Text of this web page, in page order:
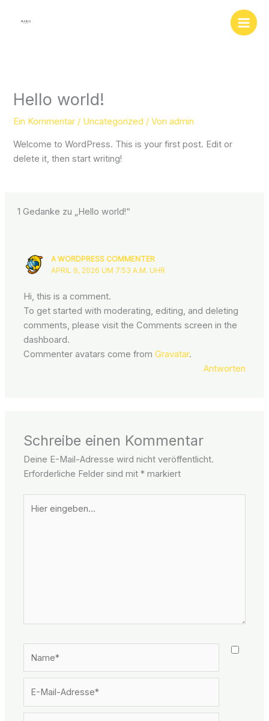
Hello world!
Ein Kommentar / Uncategorized / Vonadmin
Welcome to WordPress. This is your first post. Edit or
delete it, then start writing!
1 Gedanke zu „Hello world!“
A WORDPRESS COMMENTER
APRIL 9, 2026 UM 7:53 A.M. UHR
Hi, this is a comment.
To get started with moderating, editing, and deleting
comments, please visit the Comments screen in the
dashboard.
Commenter avatars come fromGravatar.
Antworten
Schreibe einen Kommentar
Deine E-Mail-Adresse wird nicht veröffentlicht.
Erforderliche Felder sind mit* markiert
eingeben…
Adresse*